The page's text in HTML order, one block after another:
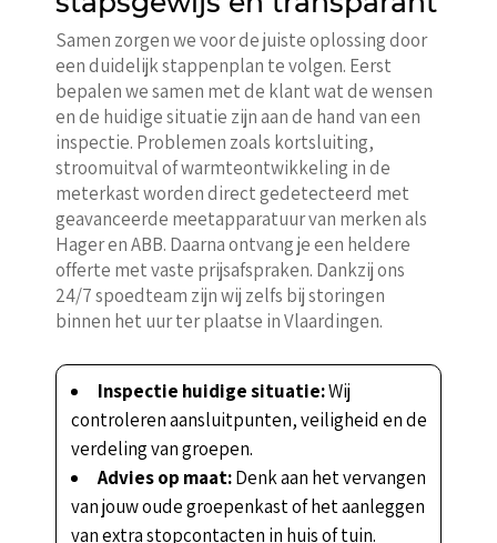
Samen zorgen we voor de juiste oplossing door
een duidelijk stappenplan te volgen. Eerst
bepalen we samen met de klant wat de wensen
en de huidige situatie zijn aan de hand van een
inspectie. Problemen zoals kortsluiting,
stroomuitval of warmteontwikkeling in de
meterkast worden direct gedetecteerd met
geavanceerde meetapparatuur van merken als
Hager en ABB. Daarna ontvang je een heldere
offerte met vaste prijsafspraken. Dankzij ons
24/7 spoedteam zijn wij zelfs bij storingen
binnen het uur ter plaatse in Vlaardingen.
Inspectie huidige situatie:Wij
controleren aansluitpunten, veiligheid en de
verdeling van groepen.
Advies op maat:Denk aan het vervangen
van jouw oude groepenkast of het aanleggen
van extra stopcontacten in huis of tuin.